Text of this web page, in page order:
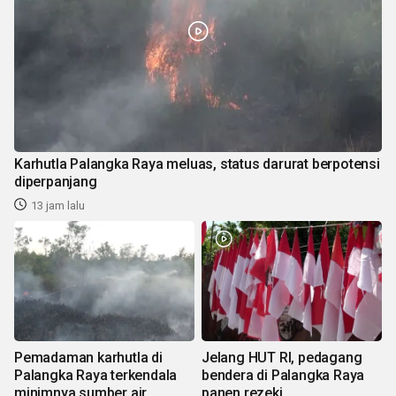
Karhutla Palangka Raya meluas, status darurat berpotensi
diperpanjang
13 jam lalu
Pemadaman karhutla di
Palangka Raya terkendala
Jelang HUT RI, pedagang
bendera di Palangka Raya